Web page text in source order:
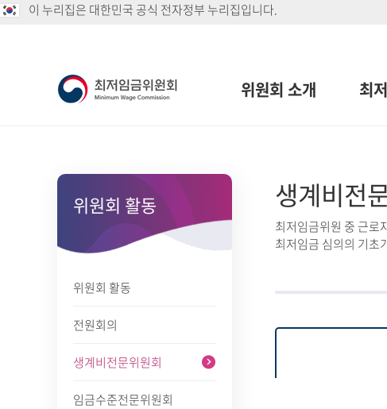
이 누리집은 대한민국 공식 전자정부 누리집입니다.
위원회 소개 최
위원회 활동
위원회 활동
전원회의
생계비전문위원회
임금수준전문위원회
생계비전
최저임금위원 중 근로
최저임금 심의의 기초